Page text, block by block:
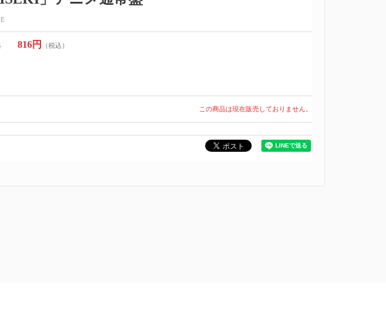
816円 （税込）
この商品は現在販売しておりません。